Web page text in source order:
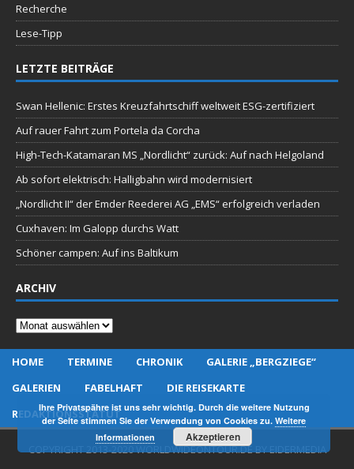
Recherche
Lese-Tipp
LETZTE BEITRÄGE
Swan Hellenic: Erstes Kreuzfahrtschiff weltweit ESG-zertifiziert
Auf rauer Fahrt zum Portela da Corcha
High-Tech-Katamaran MS „Nordlicht“ zurück: Auf nach Helgoland
Ab sofort elektrisch: Halligbahn wird modernisiert
„Nordlicht II“ der Emder Reederei AG „EMS“ erfolgreich verladen
Cuxhaven: Im Galopp durchs Watt
Schöner campen: Auf ins Baltikum
ARCHIV
Archiv
HOME TERMINE CHRONIK
GALERIE „BERGZIEGE“
GALERIEN
FABELHAFT
DIE REISEKARTE
REDAKTIONSSTATUT
COPYRIGHT 2013-2020 WORLDWIDEONTOUR.DE BY EIDERMEDIA
Ihre Privatspähre ist uns sehr wichtig. Durch die weitere Nutzung
der Seite stimmen Sie der Verwendung von Cookies zu.Weitere
Informationen
Akzeptieren